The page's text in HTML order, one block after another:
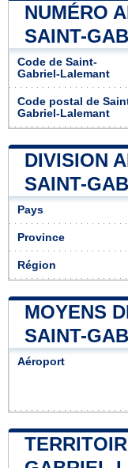
NUMÉRO
SAINT-
Code de Saint-
Gabriel-Lalemant
Code postal de
Gabriel-Lalemant
DIVISION
SAINT-
Pays
Province
Région
MOYENS
SAINT-
Aéroport